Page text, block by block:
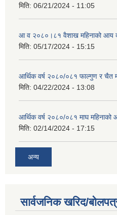
मिति: 06/21/2024 - 11:05
आ व २०८०।८१ वैशाख महिनाको आय
मिति: 05/17/2024 - 15:15
आर्थिक वर्ष २०८०/०८१ फाल्गुण र चैत
मिति: 04/22/2024 - 13:08
आर्थिक वर्ष २०८०/०८१ माघ महिनाको
मिति: 02/14/2024 - 17:15
अन्य
सार्वजनिक खरिद/